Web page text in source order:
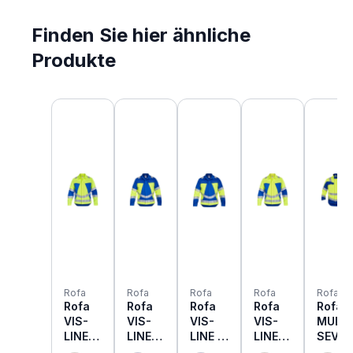
Finden Sie hier ähnliche
Produkte
Produktgalerie überspringen
Rofa
Rofa
VIS-
LINE II
Rofa
Rofa
VIS-
LINE I
Rofa
Rofa
VIS-
LINE I
Rofa
Rofa
VIS-
LINE II
Rofa
Rofa
MULTI
SEVEN